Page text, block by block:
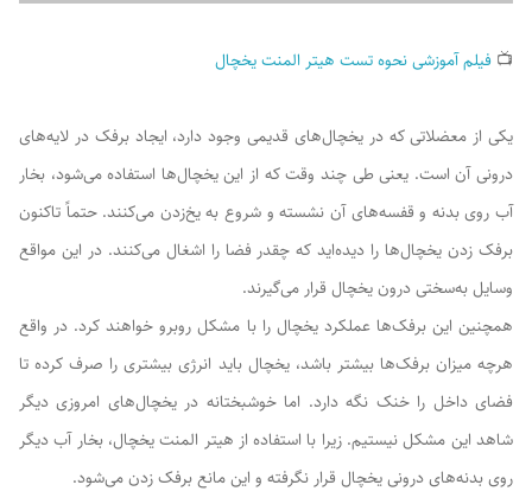
📺 فیلم آموزشی نحوه تست هیتر المنت یخچال
یکی از معضلاتی که در یخچال‌های قدیمی وجود دارد، ایجاد برفک در لایه‌های
درونی آن است. یعنی طی چند وقت که از این یخچال‌ها استفاده می‌شود، بخار
آب روی بدنه و قفسه‌های آن نشسته و شروع به یخ‌زدن می‌کنند. حتماً تاکنون
برفک زدن یخچال‌ها را دیده‌اید که چقدر فضا را اشغال می‌کنند. در این مواقع
وسایل به‌سختی درون یخچال قرار می‌گیرند.
همچنین این برفک‌ها عملکرد یخچال را با مشکل روبرو خواهند کرد. در واقع
هرچه میزان برفک‌ها بیشتر باشد، یخچال باید انرژی بیشتری را صرف کرده تا
فضای داخل را خنک نگه دارد. اما خوشبختانه در یخچال‌های امروزی دیگر
شاهد این مشکل نیستیم. زیرا با استفاده از هیتر المنت یخچال، بخار آب دیگر
روی بدنه‌های درونی یخچال قرار نگرفته و این مانع برفک زدن می‌شود.